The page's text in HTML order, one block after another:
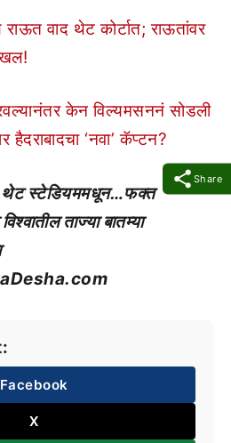
Share
वाद थेट कोर्टात; राऊतांवर
केन विल्यमसननं सोडली
‘नवा’ कॅप्टन?
स्टेडियममधून…फक्त
ताज्या बातम्या
Facebook
X